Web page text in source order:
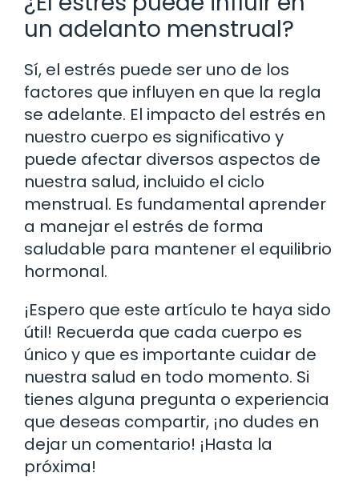
un adelanto menstrual?
Sí, el estrés puede ser uno de los
factores que influyen en que la regla
se adelante. El impacto del estrés en
nuestro cuerpo es significativo y
puede afectar diversos aspectos de
nuestra salud, incluido el ciclo
menstrual. Es fundamental aprender
a manejar el estrés de forma
saludable para mantener el equilibrio
hormonal.
¡Espero que este artículo te haya sido
útil! Recuerda que cada cuerpo es
único y que es importante cuidar de
nuestra salud en todo momento. Si
tienes alguna pregunta o experiencia
que deseas compartir, ¡no dudes en
dejar un comentario! ¡Hasta la
próxima!